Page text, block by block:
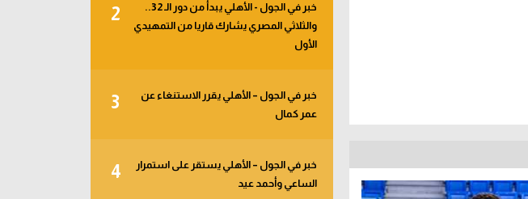
2
خبر في الجول - الأهلي يبدأ من دور الـ 32..
والثلاثي المصري يشارك قاريا من التمهيدي
الأول
3
خبر في الجول – الأهلي يقرر الاستنغاء عن
عمر كمال
4
خبر في الجول – الأهلي يستقر على استمرار
الساعي وأحمد عيد